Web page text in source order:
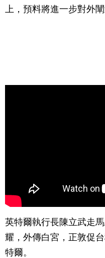
上，預料將進一步對外闡
英特爾執行長陳立武走
耀，外傳白宮，正敦促
特爾。